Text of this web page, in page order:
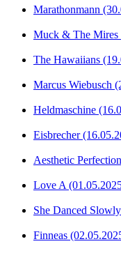
Marathonmann
Muck & The Mires
The Hawaiians
Marcus Wiebusch
Heldmaschine
Eisbrecher
Aesthetic
Love A
She Danced
Finneas